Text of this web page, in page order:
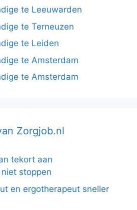
te Leeuwarden
te Terneuzen
te Leiden
te Amsterdam
te Amsterdam
Zorgjob.nl
tekort aan
stoppen
en ergotherapeut sneller